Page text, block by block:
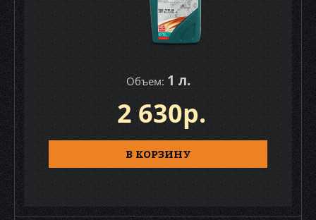
Объем: 1 л.
2 630р.
В КОРЗИНУ